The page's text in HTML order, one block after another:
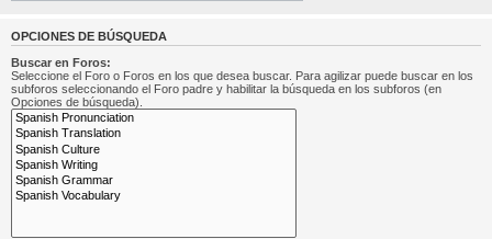
OPCIONES DE BÚSQUEDA
Buscar en Foros:
Seleccione el Foro o Foros en los que desea buscar. Para agilizar puede buscar en los
subforos seleccionando el Foro padre y habilitar la búsqueda en los subforos (en
Opciones de búsqueda).